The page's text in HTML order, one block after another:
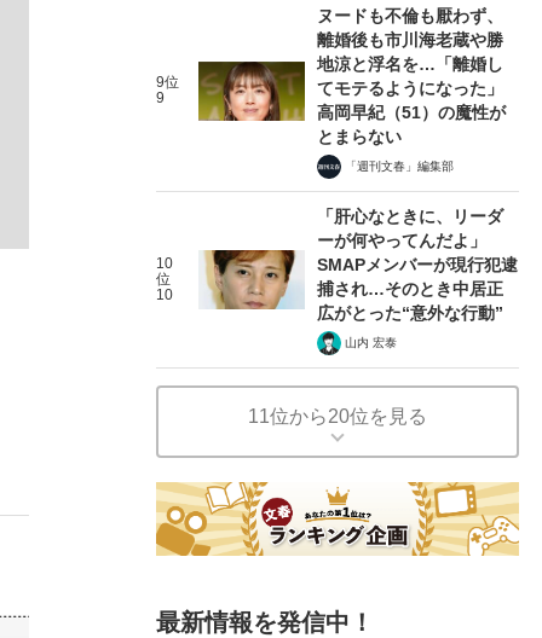
9位
9
ヌードも不倫も厭わず、
離婚後も市川海老蔵や勝
地涼と浮名を…「離婚し
てモテるようになった」
高岡早紀（51）の魔性が
とまらない
「週刊文春」編集部
10
位
10
「肝心なときに、リーダ
ーが何やってんだよ」
SMAPメンバーが現行犯逮
捕され…そのとき中居正
広がとった“意外な行動”
山内 宏泰
11位から20位を見る
最新情報を発信中！